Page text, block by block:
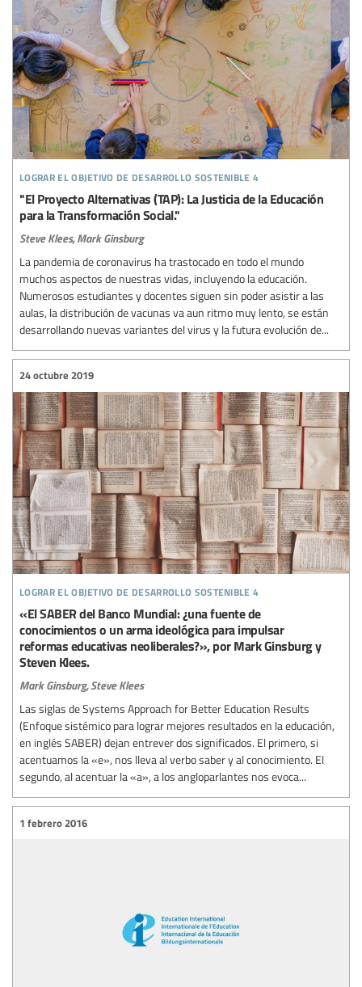
lograr el objetivo de desarrollo sostenible 4
"El Proyecto Alternativas (TAP): La Justicia de la Educación
para la Transformación Social."
Steve Klees, Mark Ginsburg
La pandemia de coronavirus ha trastocado en todo el mundo
muchos aspectos de nuestras vidas, incluyendo la educación.
Numerosos estudiantes y docentes siguen sin poder asistir a las
aulas, la distribución de vacunas va aun ritmo muy lento, se están
desarrollando nuevas variantes del virus y la futura evolución de...
lograr el objetivo de desarrollo sostenible 4
24 octubre 2019
«El SABER del Banco Mundial: ¿una fuente de
conocimientos o un arma ideológica para impulsar
reformas educativas neoliberales?», por Mark Ginsburg y
Steven Klees.
Mark Ginsburg, Steve Klees
Las siglas de Systems Approach for Better Education Results
(Enfoque sistémico para lograr mejores resultados en la educación,
en inglés SABER) dejan entrever dos significados. El primero, si
acentuamos la «e», nos lleva al verbo saber y al conocimiento. El
segundo, al acentuar la «a», a los angloparlantes nos evoca...
1 febrero 2016